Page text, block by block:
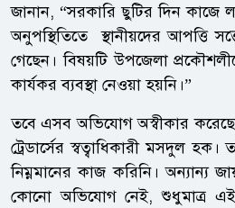
জানান, “সরকারি ছুটির দিন কাজে
অনুপস্থিতিতে স্থানীয়দের আপত্তি
গেছেন। বিষয়টি উপজেলা
কার্যকর ব্যবস্থা নেওয়া হয়নি।”
তবে এসব অভিযোগ অস্বীকার
ট্রেডার্সের স্বত্বাধিকারী মসদুল
নিম্নমানের কাজ করিনি। অন্যান্য
কোনো অভিযোগ নেই, শুধুমাত্র